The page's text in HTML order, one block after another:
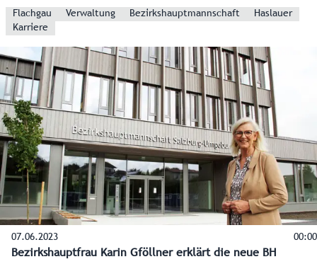
Flachgau Verwaltung Bezirkshauptmannschaft
Haslauer
Karriere
07.06.2023 00:00
Bezirkshauptfrau Karin Gföllner erklärt die neue BH